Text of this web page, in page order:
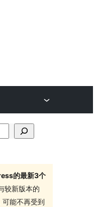
的最新3个
较新版本的
能不再受到